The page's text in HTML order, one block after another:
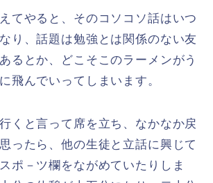
てやると、そのコソコソ話はいつ
り、話題は勉強とは関係のない友
るとか、どこそこのラーメンがう
飛んでいってしまいます。
くと言って席を立ち、なかなか戻
ったら、他の生徒と立話に興じて
ポ－ツ欄をながめていたりしま